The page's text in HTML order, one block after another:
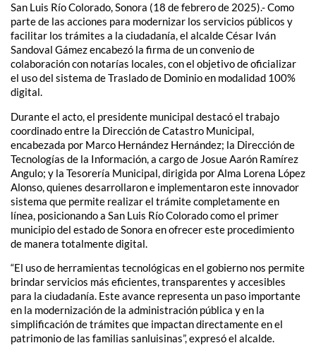
San Luis Río Colorado, Sonora (18 de febrero de 2025).- Como
parte de las acciones para modernizar los servicios públicos y
facilitar los trámites a la ciudadanía, el alcalde César Iván
Sandoval Gámez encabezó la firma de un convenio de
colaboración con notarías locales, con el objetivo de oficializar
el uso del sistema de Traslado de Dominio en modalidad 100%
digital.
Durante el acto, el presidente municipal destacó el trabajo
coordinado entre la Dirección de Catastro Municipal,
encabezada por Marco Hernández Hernández; la Dirección de
Tecnologías de la Información, a cargo de Josue Aarón Ramírez
Angulo; y la Tesorería Municipal, dirigida por Alma Lorena López
Alonso, quienes desarrollaron e implementaron este innovador
sistema que permite realizar el trámite completamente en
línea, posicionando a San Luis Río Colorado como el primer
municipio del estado de Sonora en ofrecer este procedimiento
de manera totalmente digital.
“El uso de herramientas tecnológicas en el gobierno nos permite
brindar servicios más eficientes, transparentes y accesibles
para la ciudadanía. Este avance representa un paso importante
en la modernización de la administración pública y en la
simplificación de trámites que impactan directamente en el
patrimonio de las familias sanluisinas”, expresó el alcalde.